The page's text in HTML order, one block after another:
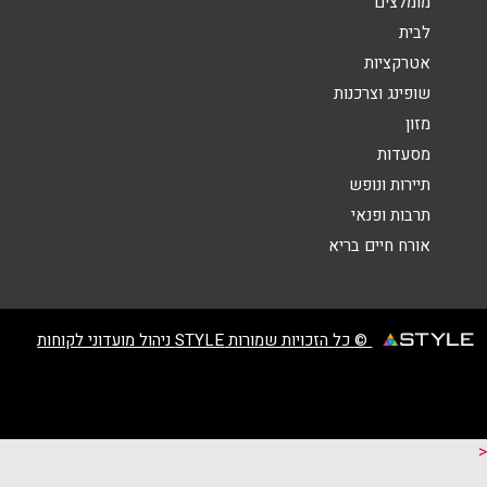
לבית
אטרקציות
שופינג וצרכנות
מזון
מסעדות
תיירות ונופש
תרבות ופנאי
אורח חיים בריא
© כל הזכויות שמורות STYLE ניהול מועדוני לקוחות
<